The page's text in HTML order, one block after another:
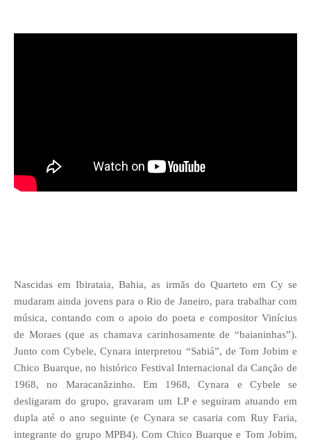
Nascidas em Ibirataia, Bahia, as irmãs do Quarteto em Cy se
mudaram ainda jovens para o Rio de Janeiro, para trabalhar com
música, contando com o apoio do poeta e compositor Vinícius
de Moraes (que as chamava carinhosamente de “baianinhas”).
Junto com Cybele, Cynara interpretou “Sabiá”, de Tom Jobim e
Chico Buarque, no histórico Festival Internacional da Canção de
1968, no Maracanãzinho. Em 1968, Cynara e Cybele se
desligaram do grupo, gravaram um LP e seguiram atuando em
dupla até o ano seguinte (e Cynara se casaria com Ruy Faria,
integrante do grupo MPB4). Com Chico Buarque e Tom Jobim,